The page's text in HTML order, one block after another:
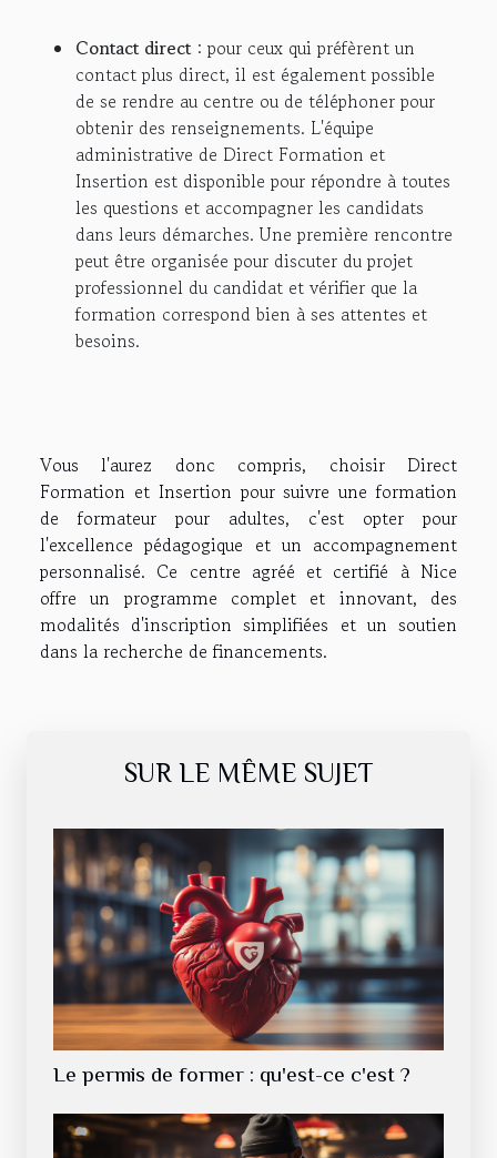
Contact direct: pour ceux qui préfèrent un
contact plus direct, il est également possible
de se rendre au centre ou de téléphoner pour
obtenir des renseignements. L'équipe
administrative de Direct Formation et
Insertion est disponible pour répondre à toutes
les questions et accompagner les candidats
dans leurs démarches. Une première rencontre
peut être organisée pour discuter du projet
professionnel du candidat et vérifier que la
formation correspond bien à ses attentes et
besoins.
Vous l'aurez donc compris, choisir Direct
Formation et Insertion pour suivre une formation
de formateur pour adultes, c'est opter pour
l'excellence pédagogique et un accompagnement
personnalisé. Ce centre agréé et certifié à Nice
offre un programme complet et innovant, des
modalités d'inscription simplifiées et un soutien
dans la recherche de financements.
SUR LE MÊME SUJET
Le permis de former : qu'est-ce c'est ?